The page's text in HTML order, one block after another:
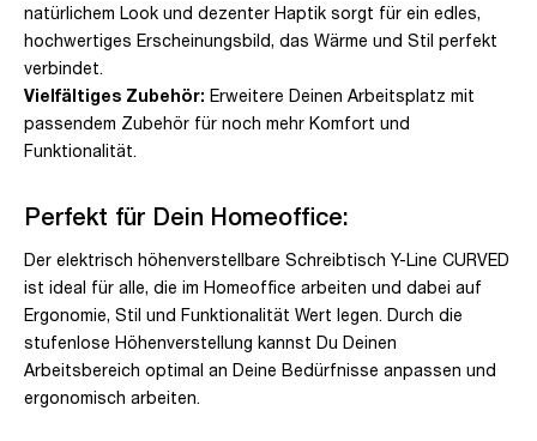
natürlichem Look und dezenter Haptik sorgt für ein edles,
hochwertiges Erscheinungsbild, das Wärme und Stil perfekt
verbindet.
Vielfältiges Zubehör: Erweitere Deinen Arbeitsplatz mit
passendem Zubehör für noch mehr Komfort und
Funktionalität.
Perfekt für Dein Homeoffice:
Der elektrisch höhenverstellbare Schreibtisch Y-Line CURVED
ist ideal für alle, die im Homeoffice arbeiten und dabei auf
Ergonomie, Stil und Funktionalität Wert legen. Durch die
stufenlose Höhenverstellung kannst Du Deinen
Arbeitsbereich optimal an Deine Bedürfnisse anpassen und
ergonomisch arbeiten.